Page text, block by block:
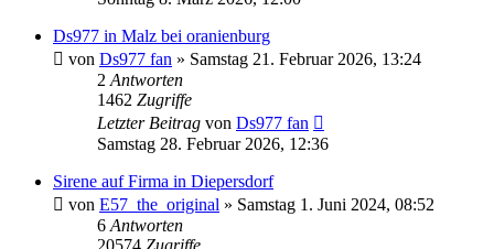
Ds977 in Malz bei oranienburg
von Ds977 fan » Samstag 21. Februar 2026, 13:24
2 Antworten
1462 Zugriffe
Letzter Beitrag von Ds977 fan
Samstag 28. Februar 2026, 12:36
Sirene auf Firma in Diepersdorf
von E57_the_original » Samstag 1. Juni 2024, 08:52
6 Antworten
20574 Zugriffe